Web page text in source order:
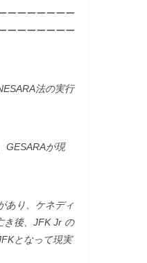
ーーーーーーー
ーーーーーーー
法の実行
GESARAが現
あり、ケネディ
き後、JFK Jr の
となって現実